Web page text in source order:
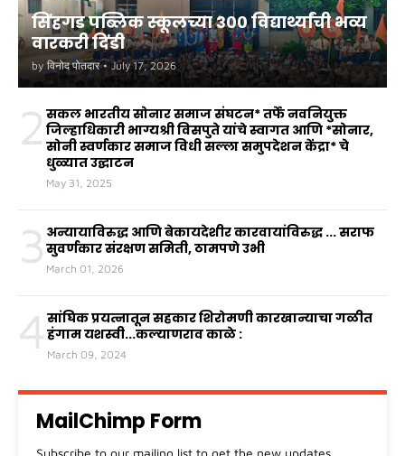
सिंहगड पब्लिक स्कूलच्या ३०० विद्यार्थ्यांची भव्य
वारकरी दिंडी
by विनोद पोतदार • July 17, 2026
2 सकल भारतीय सोनार समाज संघटन* तर्फे नवनियुक्त
जिल्हाधिकारी भाग्यश्री विसपुते यांचे स्वागत आणि *सोनार,
सोनी स्वर्णकार समाज विधी सल्ला समुपदेशन केंद्रा* चे
धुळ्यात उद्घाटन
May 31, 2025
3 अन्यायाविरुद्ध आणि बेकायदेशीर कारवायांविरुद्ध ... सराफ
सुवर्णकार संरक्षण समिती, ठामपणे उभी
March 01, 2026
4 सांघिक प्रयत्नातून सहकार शिरोमणी कारखान्याचा गळीत
हंगाम यशस्वी...कल्याणराव काळे :
March 09, 2024
MailChimp Form
Subscribe to our mailing list to get the new updates.